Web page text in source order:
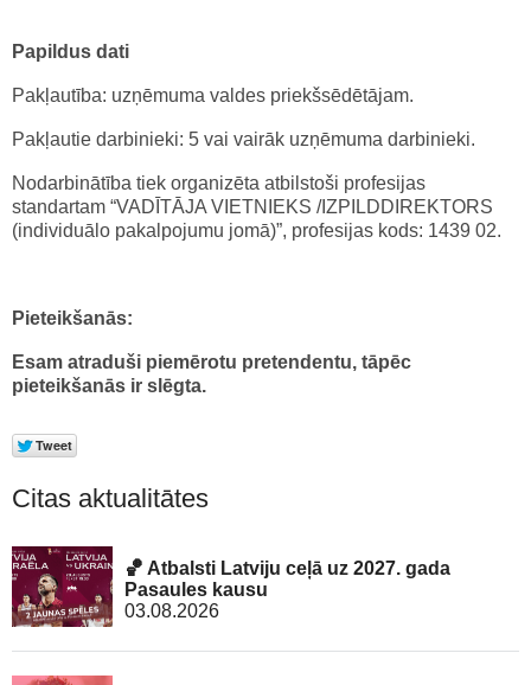
Papildus dati
Pakļautība: uzņēmuma valdes priekšsēdētājam.
Pakļautie darbinieki: 5 vai vairāk uzņēmuma darbinieki.
Nodarbinātība tiek organizēta atbilstoši profesijas
standartam “VADĪTĀJA VIETNIEKS /IZPILDDIREKTORS
(individuālo pakalpojumu jomā)”, profesijas kods: 1439 02.
Pieteikšanās:
Esam atraduši piemērotu pretendentu, tāpēc
pieteikšanās ir slēgta.
Citas aktualitātes
🏀 Atbalsti Latviju ceļā uz 2027. gada
Pasaules kausu
03.08.2026